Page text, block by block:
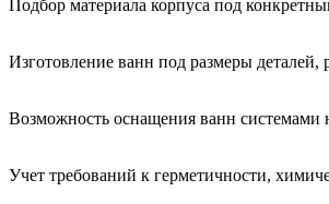
Подбор материала корпуса под
Изготовление ванн под размеры деталей,
Возможность оснащения ванн системами
Учет требований к герметичности,